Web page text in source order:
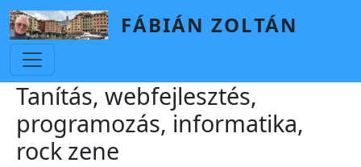
Skip to main content
FÁBIÁN ZOLTÁN
Tanítás, webfejlesztés,
programozás, informatika,
rock zene